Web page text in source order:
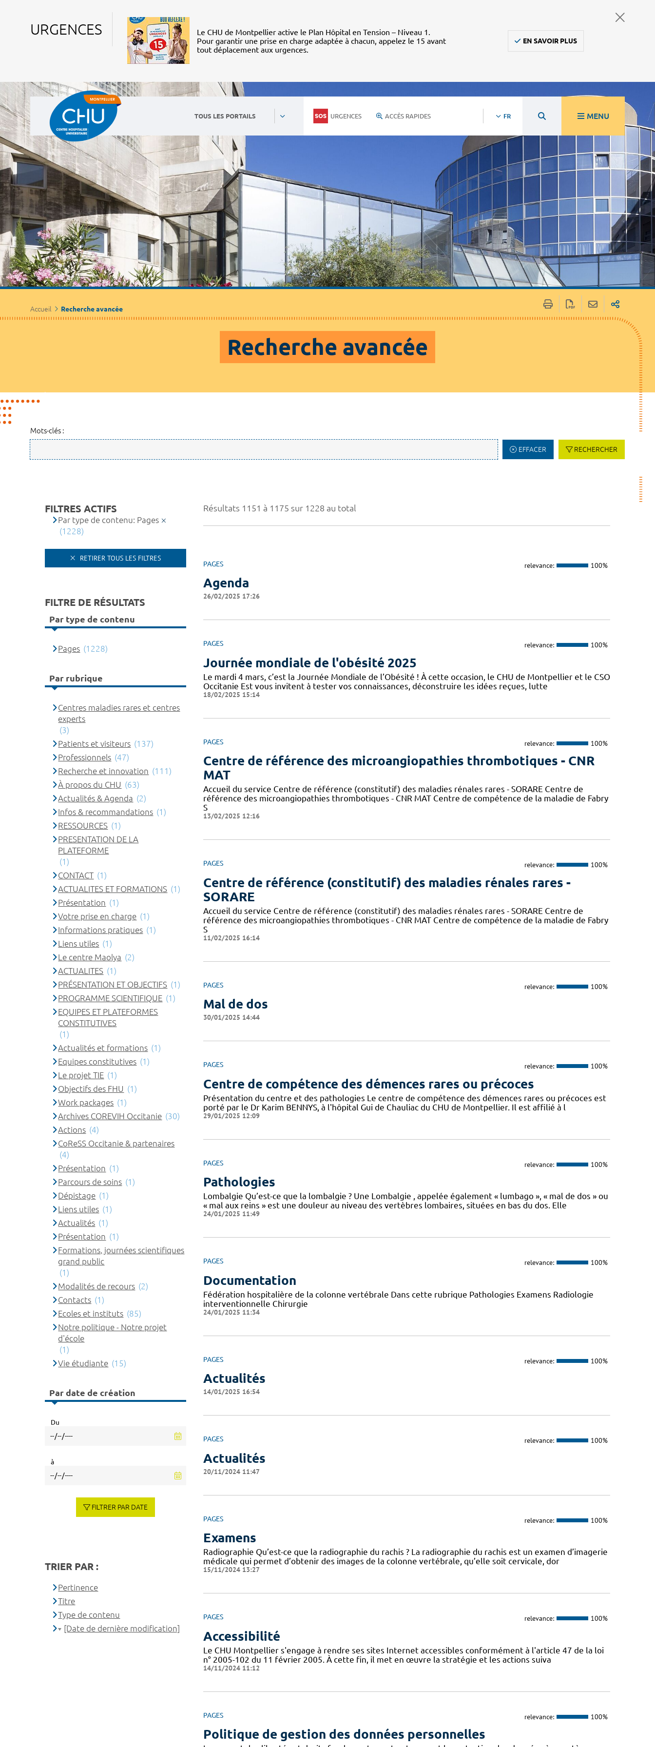
URGENCES
Le CHU de Montpellier active le Plan Hôpital en Tension – Niveau 1.
Pour garantir une prise en charge adaptée à chacun, appelez le 15 avant
tout déplacement aux urgences.
EN SAVOIR PLUS
TOUS LES PORTAILS URGENCES ACCÈS RAPIDES FR MENU
Accueil Recherche avancée
Recherche avancée
Mots-clés :
EFFACER RECHERCHER
Résultats 1151 à 1175 sur 1228 au total
PAGES relevance: 100%
Agenda
26/02/2025 17:26
PAGES relevance: 100%
Journée mondiale de l'obésité 2025
Le mardi 4 mars, c’est la Journée Mondiale de l’Obésité ! À cette occasion, le CHU de Montpellier et le CSO
Occitanie Est vous invitent à tester vos connaissances, déconstruire les idées reçues, lutte
18/02/2025 15:14
PAGES relevance: 100%
Centre de référence des microangiopathies thrombotiques - CNR
MAT
Accueil du service Centre de référence (constitutif) des maladies rénales rares - SORARE Centre de
référence des microangiopathies thrombotiques - CNR MAT Centre de compétence de la maladie de Fabry
S
13/02/2025 12:16
PAGES relevance: 100%
Centre de référence (constitutif) des maladies rénales rares -
SORARE
Accueil du service Centre de référence (constitutif) des maladies rénales rares - SORARE Centre de
référence des microangiopathies thrombotiques - CNR MAT Centre de compétence de la maladie de Fabry
S
11/02/2025 16:14
PAGES relevance: 100%
Mal de dos
30/01/2025 14:44
PAGES relevance: 100%
Centre de compétence des démences rares ou précoces
Présentation du centre et des pathologies Le centre de compétence des démences rares ou précoces est
porté par le Dr Karim BENNYS, à l'hôpital Gui de Chauliac du CHU de Montpellier. Il est affilié à l
29/01/2025 12:09
PAGES relevance: 100%
Pathologies
Lombalgie Qu’est-ce que la lombalgie ? Une Lombalgie , appelée également « lumbago », « mal de dos » ou
« mal aux reins » est une douleur au niveau des vertèbres lombaires, situées en bas du dos. Elle
24/01/2025 11:49
PAGES relevance: 100%
Documentation
Fédération hospitalière de la colonne vertébrale Dans cette rubrique Pathologies Examens Radiologie
interventionnelle Chirurgie
24/01/2025 11:34
PAGES relevance: 100%
Actualités
14/01/2025 16:54
PAGES relevance: 100%
Actualités
20/11/2024 11:47
PAGES relevance: 100%
Examens
Radiographie Qu’est-ce que la radiographie du rachis ? La radiographie du rachis est un examen d’imagerie
médicale qui permet d’obtenir des images de la colonne vertébrale, qu’elle soit cervicale, dor
15/11/2024 13:27
PAGES relevance: 100%
Accessibilité
Le CHU Montpellier s'engage à rendre ses sites Internet accessibles conformément à l'article 47 de la loi
n° 2005-102 du 11 février 2005. À cette fin, il met en œuvre la stratégie et les actions suiva
14/11/2024 11:12
PAGES relevance: 100%
Politique de gestion des données personnelles
FILTRES ACTIFS
Par type de contenu: Pages
(1228)
RETIRER TOUS LES FILTRES
FILTRE DE RÉSULTATS
Par type de contenu
Pages (1228)
Par rubrique
Centres maladies rares et centres
experts
(3)
Patients et visiteurs (137)
Professionnels (47)
Recherche et innovation (111)
À propos du CHU (63)
Actualités & Agenda (2)
Infos & recommandations (1)
RESSOURCES (1)
PRESENTATION DE LA
PLATEFORME
(1)
CONTACT (1)
ACTUALITES ET FORMATIONS (1)
Présentation (1)
Votre prise en charge (1)
Informations pratiques (1)
Liens utiles (1)
Le centre Maolya (2)
ACTUALITES (1)
PRÉSENTATION ET OBJECTIFS (1)
PROGRAMME SCIENTIFIQUE (1)
EQUIPES ET PLATEFORMES
CONSTITUTIVES
(1)
Actualités et formations (1)
Equipes constitutives (1)
Le projet TIE (1)
Objectifs des FHU (1)
Work packages (1)
Archives COREVIH Occitanie (30)
Actions (4)
CoReSS Occitanie & partenaires
(4)
Présentation (1)
Parcours de soins (1)
Dépistage (1)
Liens utiles (1)
Actualités (1)
Présentation (1)
Formations, journées scientifiques
grand public
(1)
Modalités de recours (2)
Contacts (1)
Ecoles et instituts (85)
Notre politique - Notre projet
d'école
(1)
Vie étudiante (15)
Par date de création
Du
à
FILTRER PAR DATE
TRIER PAR :
Pertinence
Titre
Type de contenu
[Date de dernière modification]